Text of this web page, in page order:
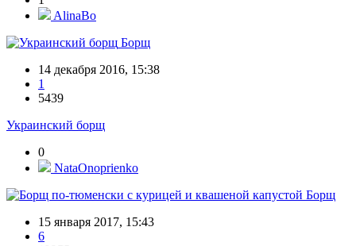
AlinaBo
Борщ
14 декабря 2016, 15:38
1
5439
Украинский борщ
0
NataOnoprienko
Борщ
15 января 2017, 15:43
6